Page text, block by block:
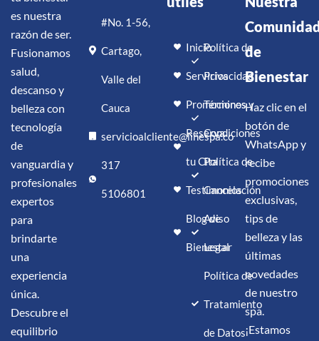
es nuestra
razón de ser.
Fusionamos
salud,
descanso y
belleza con
tecnología
de
vanguardia y
profesionales
expertos
para
brindarte
una
experiencia
única.
Descubre el
equilibrio
#No. 1-56,
Cartago,
Valle del
Cauca
servicioalcliente@linespa.co
317
5106801
Inicio
Servicios
Promociones
Reserva
tu Cita
Testimonios
Blog de
Bienestar
Política de
Privacidad
Términos y
Condiciones
Política de
Cancelación
Aviso
Legal
Política de
Tratamiento
de Datos
de
Bienestar
Haz clic en el
botón de
WhatsApp y
recibe
promociones
exclusivas,
tips de
belleza y las
últimas
novedades
de nuestro
spa.
¡Estamos